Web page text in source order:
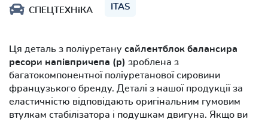
СПЕЦТЕХНіКА ITAS
Ця деталь з поліуретану сайлентблок балансира
ресори напівпричепа (р) зроблена з
багатокомпонентної поліуретанової сировини
французького бренду. Деталі з нашої продукції за
еластичністю відповідають оригінальним гумовим
втулкам стабілізатора і подушкам двигуна. Якщо ви